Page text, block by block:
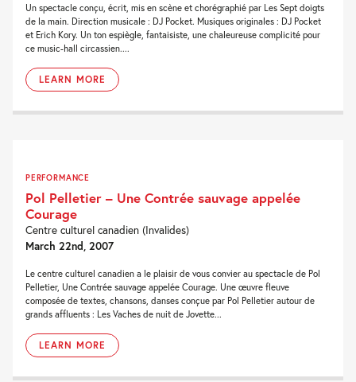
Un spectacle conçu, écrit, mis en scène et chorégraphié par Les Sept doigts
de la main. Direction musicale : DJ Pocket. Musiques originales : DJ Pocket
et Erich Kory. Un ton espiègle, fantaisiste, une chaleureuse complicité pour
ce music-hall circassien....
LEARN MORE
PERFORMANCE
Pol Pelletier – Une Contrée sauvage appelée
Courage
Centre culturel canadien (Invalides)
March 22nd, 2007
Le centre culturel canadien a le plaisir de vous convier au spectacle de Pol
Pelletier, Une Contrée sauvage appelée Courage. Une œuvre fleuve
composée de textes, chansons, danses conçue par Pol Pelletier autour de
grands affluents : Les Vaches de nuit de Jovette...
LEARN MORE